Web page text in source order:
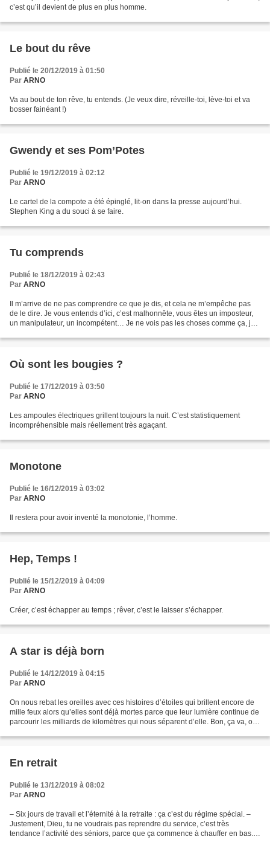
c’est qu’il devient de plus en plus homme.
Le bout du rêve
Publié le 20/12/2019 à 01:50
Par ARNO
Va au bout de ton rêve, tu entends. (Je veux dire, réveille-toi, lève-toi et va
bosser fainéant !)
Gwendy et ses Pom’Potes
Publié le 19/12/2019 à 02:12
Par ARNO
Le cartel de la compote a été épinglé, lit-on dans la presse aujourd’hui.
Stephen King a du souci à se faire.
Tu comprends
Publié le 18/12/2019 à 02:43
Par ARNO
Il m’arrive de ne pas comprendre ce que je dis, et cela ne m’empêche pas
de le dire. Je vous entends d’ici, c’est malhonnête, vous êtes un imposteur,
un manipulateur, un incompétent… Je ne vois pas les choses comme ça, je
Où sont les bougies ?
Publié le 17/12/2019 à 03:50
Par ARNO
Les ampoules électriques grillent toujours la nuit. C’est statistiquement
incompréhensible mais réellement très agaçant.
Monotone
Publié le 16/12/2019 à 03:02
Par ARNO
Il restera pour avoir inventé la monotonie, l’homme.
Hep, Temps !
Publié le 15/12/2019 à 04:09
Par ARNO
Créer, c’est échapper au temps ; rêver, c’est le laisser s’échapper.
A star is déjà born
Publié le 14/12/2019 à 04:15
Par ARNO
On nous rebat les oreilles avec ces histoires d’étoiles qui brillent encore de
mille feux alors qu’elles sont déjà mortes parce que leur lumière continue de
parcourir les milliards de kilomètres qui nous séparent d’elle. Bon, ça va, on
En retrait
Publié le 13/12/2019 à 08:02
Par ARNO
– Six jours de travail et l’éternité à la retraite : ça c’est du régime spécial. –
Justement, Dieu, tu ne voudrais pas reprendre du service, c’est très
tendance l’activité des séniors, parce que ça commence à chauffer en bas. –